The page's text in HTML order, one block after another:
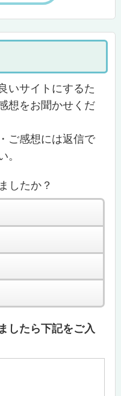
いサイトにするた
想をお聞かせくだ
ご感想には返信で
。
したか？
したら下記をご入